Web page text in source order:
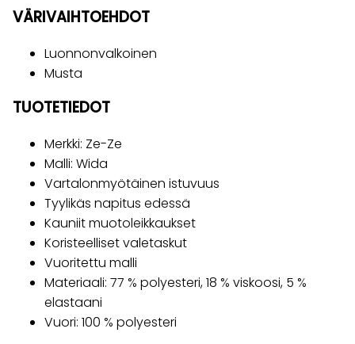
VÄRIVAIHTOEHDOT
Luonnonvalkoinen
Musta
TUOTETIEDOT
Merkki: Ze-Ze
Malli: Wida
Vartalonmyötäinen istuvuus
Tyylikäs napitus edessä
Kauniit muotoleikkaukset
Koristeelliset valetaskut
Vuoritettu malli
Materiaali: 77 % polyesteri, 18 % viskoosi, 5 %
elastaani
Vuori: 100 % polyesteri